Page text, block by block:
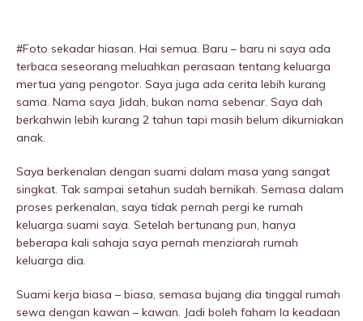
#Foto sekadar hiasan. Hai semua. Baru – baru ni saya ada
terbaca seseorang meluahkan perasaan tentang keluarga
mertua yang pengotor. Saya juga ada cerita lebih kurang
sama. Nama saya Jidah, bukan nama sebenar. Saya dah
berkahwin lebih kurang 2 tahun tapi masih belum dikurniakan
anak.
Saya berkenalan dengan suami dalam masa yang sangat
singkat. Tak sampai setahun sudah bernikah. Semasa dalam
proses perkenalan, saya tidak pernah pergi ke rumah
keluarga suami saya. Setelah bertunang pun, hanya
beberapa kali sahaja saya pernah menziarah rumah
keluarga dia.
Suami kerja biasa – biasa, semasa bujang dia tinggal rumah
sewa dengan kawan – kawan. Jadi boleh faham la keadaan